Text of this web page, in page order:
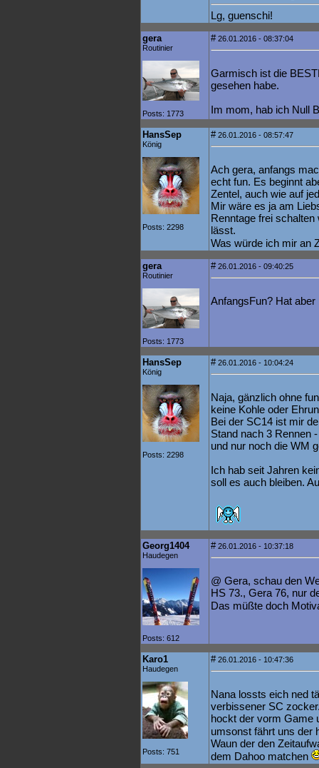
Lg, guenschi!
gera
Routinier
Posts: 1773
#26.01.2016 - 08:37:04
Garmisch ist die
gesehen habe.
Im mom, hab ich Null
HansSep
König
Posts: 2298
#26.01.2016 - 08:57:47
Ach gera, anfangs
echt fun. Es beginnt
Zentel, auch wie auf
Mir wäre es ja am
Renntage frei
lässt.
Was würde ich mir an
gera
Routinier
Posts: 1773
#26.01.2016 - 09:40:25
AnfangsFun? Hat
HansSep
König
Posts: 2298
#26.01.2016 - 10:04:24
Naja, gänzlich ohne
keine Kohle oder
Bei der SC14 ist mir
Stand nach 3 Rennen
und nur noch die WM
Ich hab seit Jahren
soll es auch bleiben.
Georg1404
Haudegen
Posts: 612
#26.01.2016 - 10:37:18
@ Gera, schau den
HS 73., Gera 76, nur
Das müßte doch
Karo1
Haudegen
Posts: 751
#26.01.2016 - 10:47:36
Nana lossts eich ned
verbissener SC
hockt der vorm Game
umsonst fährt uns der
Waun der den
dem Dahoo matchen